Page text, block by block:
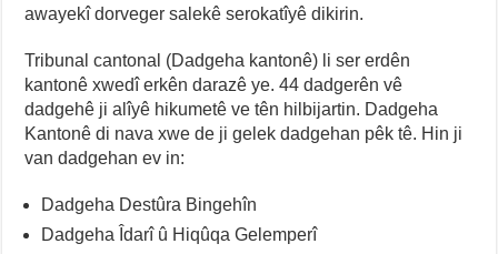
awayekî dorveger salekê serokatîyê dikirin.
Tribunal cantonal (Dadgeha kantonê) li ser erdên
kantonê xwedî erkên darazê ye. 44 dadgerên vê
dadgehê ji alîyê hikumetê ve tên hilbijartin. Dadgeha
Kantonê di nava xwe de ji gelek dadgehan pêk tê. Hin ji
van dadgehan ev in:
Dadgeha Destûra Bingehîn
Dadgeha Îdarî û Hiqûqa Gelemperî